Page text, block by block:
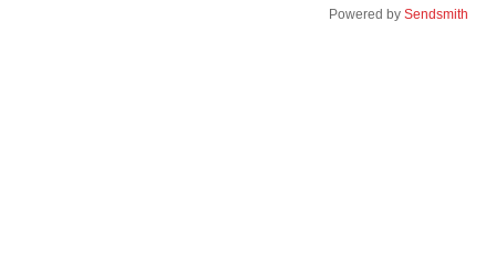
Powered by Sendsmith